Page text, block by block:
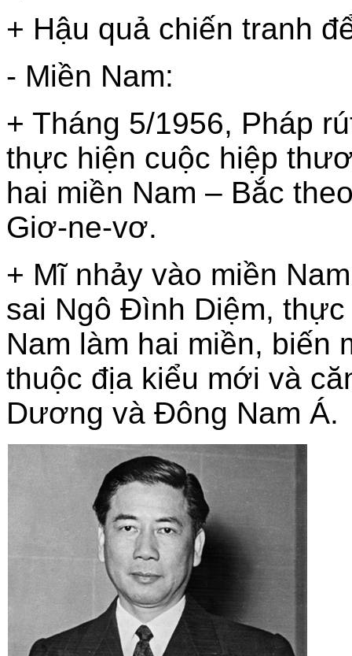
+ Hậu quả chiến tranh
- Miền Nam:
+ Tháng 5/1956, Pháp
thực hiện cuộc hiệp
hai miền Nam – Bắc
Giơ-ne-vơ.
+ Mĩ nhảy vào miền
sai Ngô Đình Diệm,
Nam làm hai miền, biến
thuộc địa kiểu mới và
Dương và Đông Nam Á.